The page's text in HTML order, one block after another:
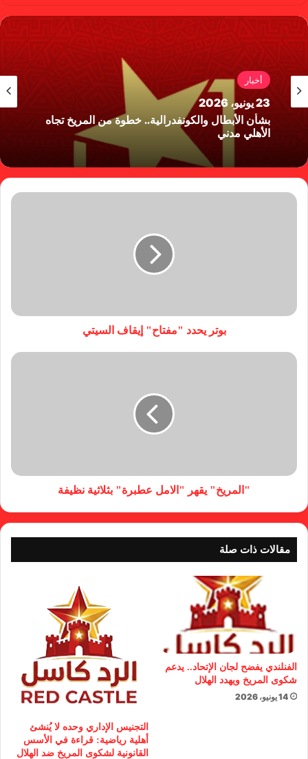
وك
أخبار
23 يونيو، 2026
بشأن الأبطال والكونفدرالية.. خطوة من المريخ تجاه
الأهلي مدني
بوتر يحدد "مفتاح" إيقاف السيتي
"المريخ" يقهر "الامل عطبرة" بثلاثية نظيفة
مقالات ذات صلة
الفنلندي يفضح لجان الإتحاد.. يدعم
شكوى المريخ ويهدد الهلال
14 يونيو، 2026
التجنيس الإداري وحده لا يُنشئ
أهلية رياضية: قراءة في الأسس
القانونية لشكوى المريخ ضد الهلال